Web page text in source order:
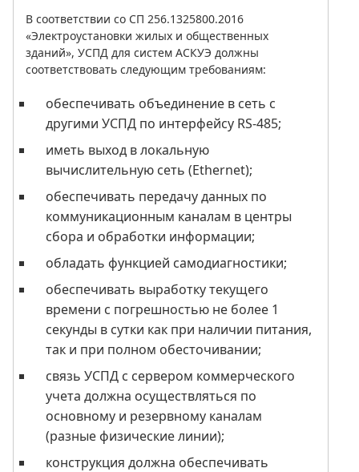
В соответствии со СП 256.1325800.2016
«Электроустановки жилых и общественных
зданий», УСПД для систем АСКУЭ должны
соответствовать следующим требованиям:
обеспечивать объединение в сеть с
другими УСПД по интерфейсу RS-485;
иметь выход в локальную
вычислительную сеть (Ethernet);
обеспечивать передачу данных по
коммуникационным каналам в центры
сбора и обработки информации;
обладать функцией самодиагностики;
обеспечивать выработку текущего
времени с погрешностью не более 1
секунды в сутки как при наличии питания,
так и при полном обесточивании;
связь УСПД с сервером коммерческого
учета должна осуществляться по
основному и резервному каналам
(разные физические линии);
конструкция должна обеспечивать